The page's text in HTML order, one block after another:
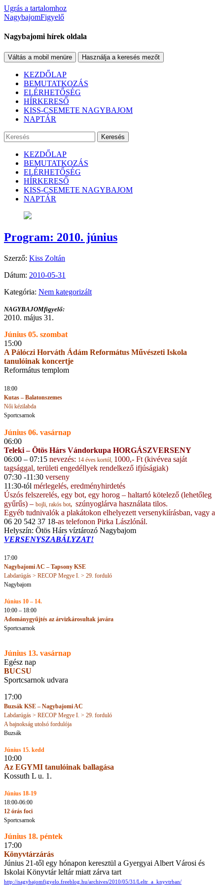
Ugrás a tartalomhoz
NagybajomFigyelő
Nagybajomi hírek oldala
Váltás a mobil menüre Használja a keresés mezőt
KEZDŐLAP
BEMUTATKOZÁS
ELÉRHETŐSÉG
HÍRKERESŐ
KISS-CSEMETE NAGYBAJOM
NAPTÁR
Keresés
KEZDŐLAP
BEMUTATKOZÁS
ELÉRHETŐSÉG
HÍRKERESŐ
KISS-CSEMETE NAGYBAJOM
NAPTÁR
Program: 2010. június
Szerző: Kiss Zoltán
Dátum: 2010-05-31
Kategória: Nem kategorizált
NAGYBAJOMfigyelő:
2010. május 31.
Június 05. szombat
15:00
A Pálóczi Horváth Ádám Református Művészeti Iskola
tanulóinak koncertje
Református templom
18:00
Kutas – Balatonszemes
Női kézilabda
Sportcsarnok
Június 06. vasárnap
06:00
Teleki – Ötös Hárs Vándorkupa HORGÁSZVERSENY
06:00 – 07:15 nevezés: 14 éves kortól, 1000,- Ft (kivévea saját
tagsággal, területi engedéllyek rendelkező ifjúságiak)
07:30 -11:30 verseny
11:30-tól mérlegelés, eredményhirdetés
Úszós felszerelés, egy bot, egy horog – haltartó kötelező (lehetőleg
gyűrűs) – bojli, rakós bot, szúnyoglárva használata tilos.
Egyéb tudnivalók a plakátokon elhelyezett versenykiírásban, vagy a
06 20 542 37 18-as telefonon Pirka Lászlónál.
Helyszín: Ötös Hárs víztározó Nagybajom
VERSENYSZABÁLYZAT!
17:00
Nagybajomi AC – Tapsony KSE
Labdarúgás > RECOP Megye I. > 29. forduló
Nagybajom
Június 10 – 14.
10:00 – 18:00
Adománygyűjtés az árvizkárosultak javára
Sportcsarnok
Június 13. vasárnap
Egész nap
BUCSU
Sportcsarnok udvara
17:00
Buzsák KSE – Nagybajomi AC
Labdarúgás > RECOP Megye I. > 29. forduló
A bajnokság utolsó fordulója
Buzsák
Június 15. kedd
10:00
Az EGYMI tanulóinak ballagása
Kossuth L u. 1.
Június 18-19
18:00-06:00
12 órás foci
Sportcsarnok
Június 18. péntek
17:00
Könyvtárzárás
Június 21-től egy hónapon keresztül a Gyergyai Albert Városi és
Iskolai Könyvtár leltár miatt zárva tart
http://nagybajomfigyelo.freeblog.hu/archives/2010/05/31/Leltr_a_knyvtrban/